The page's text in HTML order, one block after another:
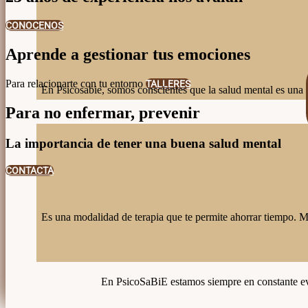
CONOCENOS
Aprende a gestionar tus emociones
Para relacionarte con tu entorno TALLERES
Para no enfermar, prevenir
La importancia de tener una buena salud mental
CONTACTA
En Psicosabie, somos conscientes que la salud mental es
En PsicoSaBiE estamos siempre en
Es una modalidad de terapia que te permite ahorrar tiempo.